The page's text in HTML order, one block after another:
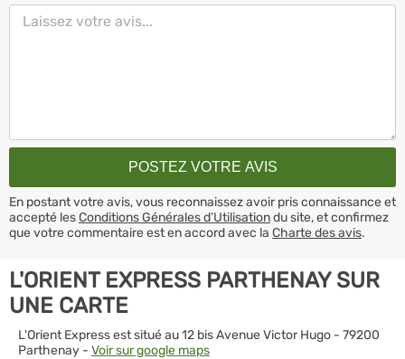
En postant votre avis, vous reconnaissez avoir pris connaissance et
accepté lesConditions Générales d’Utilisationdu site, et confirmez
que votre commentaire est en accord avec la Charte des avis.
L'ORIENT EXPRESS PARTHENAY SUR
UNE CARTE
L'Orient Express est situé au 12 bis Avenue Victor Hugo - 79200
Parthenay - Voir sur google maps